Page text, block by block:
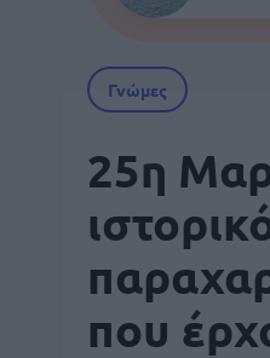
Γνώμες
25η
που